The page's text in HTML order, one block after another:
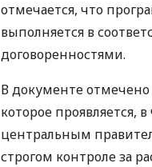
отмечается, что
выполняется в
договоренностями.
В документе
которое проявляется,
центральным
строгом контроле за